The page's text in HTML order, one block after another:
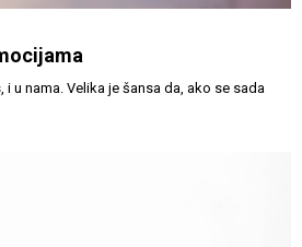
u nama. Velika je šansa da, ako se sada